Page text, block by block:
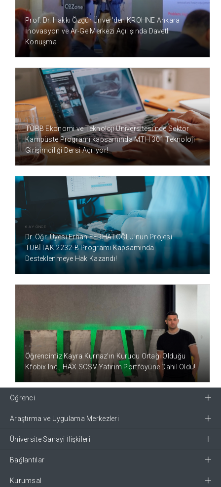
1 AY ÖNCE
Prof. Dr. Hakkı Özgür Ünver'den KROHNE Ankara
İnovasyon ve Ar-Ge Merkezi Açılışında Davetli
Konuşma
6 AY ÖNCE
TOBB Ekonomi ve Teknoloji Üniversitesi’nde Sektör
Kampüste Programı kapsamında MTH 301 Teknoloji
Girişimciliği Dersi Açılıyor!
6 AY ÖNCE
Dr. Öğr. Üyesi Erhan FERHATOĞLU’nun Projesi
TÜBİTAK 2232-B Programı Kapsamında
Desteklenmeye Hak Kazandı!
8 AY ÖNCE
Öğrencimiz Kayra Kurnaz’ın Kurucu Ortağı Olduğu
Kfobix Inc., HAX SOSV Yatırım Portföyüne Dahil Oldu!
Öğrenci
Araştırma ve Uygulama Merkezleri
Üniversite Sanayi İlişkileri
Bağlantılar
Kurumsal